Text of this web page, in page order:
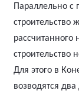
Параллельно с
строительство
рассчитанного
строительство
Для этого в
возводятся